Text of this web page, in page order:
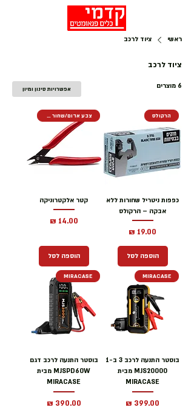
ראשי ציוד לרכב
ציוד לרכב
6 מוצרים אפשרויות סינון ומיון
הרקולס
כפפות ניטריל שחורות ללא
אבקה – הרקולס
מחיר
הוספה לסל
צבע אדום/שחור לבחירה
קטר אלקטרוניקה
מחיר
הוספה לסל
MIRACASE
בוסטר התנעה לרכב 3 ב-1
MJS20000 מבית
MIRACASE
מחיר
MIRACASE
בוסטר התנעה לרכב דגם
MJSPD60W מבית
MIRACASE
מחיר